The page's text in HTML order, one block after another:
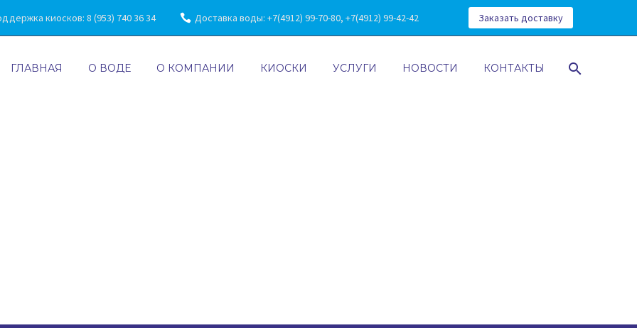
киосков: 8 (953) 740 36 34 Доставка воды: +7(4912) 99-70-80, +7(4912) 99-42-42 Заказать доставку
ГЛАВНАЯ О ВОДЕ О КОМПАНИИ КИОСКИ УСЛУГИ НОВОСТИ КОНТАКТЫ